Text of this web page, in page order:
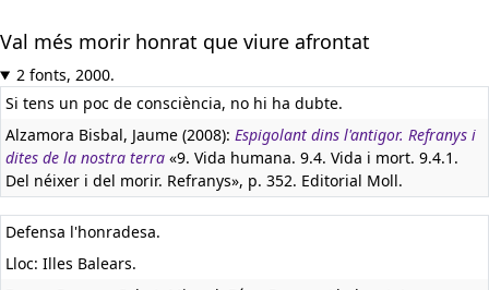
Val més morir honrat que viure afrontat
2 fonts, 2000.
Si tens un poc de consciència, no hi ha dubte.
Alzamora Bisbal, Jaume (2008): Espigolant dins l'antigor. Refranys i
dites de la nostra terra «9. Vida humana. 9.4. Vida i mort. 9.4.1.
Del néixer i del morir. Refranys», p. 352. Editorial Moll.
Defensa l'honradesa.
Lloc: Illes Balears.